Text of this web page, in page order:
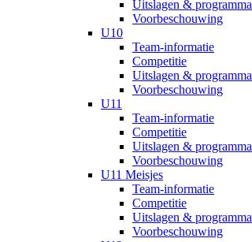
Uitslagen & programma
Voorbeschouwing
U10
Team-informatie
Competitie
Uitslagen & programma
Voorbeschouwing
U11
Team-informatie
Competitie
Uitslagen & programma
Voorbeschouwing
U11 Meisjes
Team-informatie
Competitie
Uitslagen & programma
Voorbeschouwing